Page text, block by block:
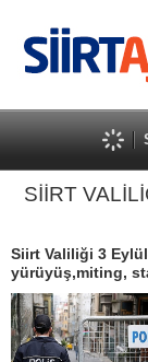
SİİRT
Siirt Valiliği 3
yürüyüş,miting,